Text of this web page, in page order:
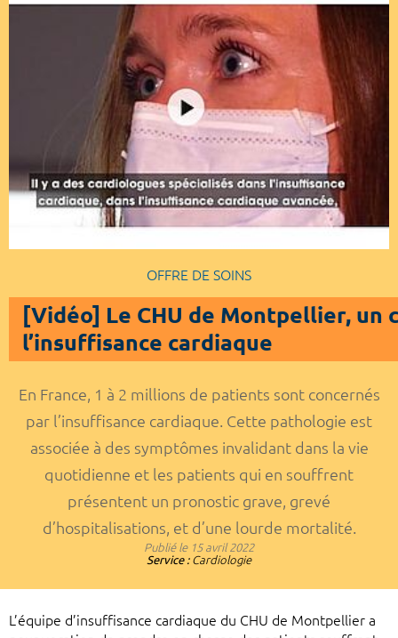
OFFRE DE SOINS
[Vidéo] Le CHU de Montpellier, un
l’insuffisance cardiaque
En France, 1 à 2 millions de patients sont concernés
par l’insuffisance cardiaque. Cette pathologie est
associée à des symptômes invalidant dans la vie
quotidienne et les patients qui en souffrent
présentent un pronostic grave, grevé
d’hospitalisations, et d’une lourde mortalité.
Publié le15 avril 2022
Service : Cardiologie
L’équipe d’insuffisance cardiaque du CHU de Montpellier a